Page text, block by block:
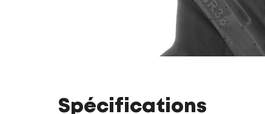
Spécifications